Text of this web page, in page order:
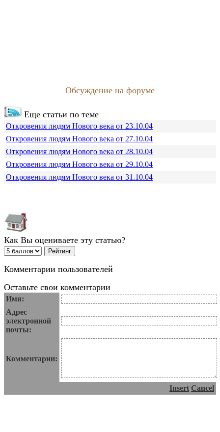
Обсуждение на форуме
Еще статьи по теме
Откровения людям Нового века от 23.10.04
Откровения людям Нового века от 27.10.04
Откровения людям Нового века от 28.10.04
Откровения людям Нового века от 29.10.04
Откровения людям Нового века от 31.10.04
Как Вы оцениваете эту статью?
Комментарии пользователей
Оставьте свои комментарии
Имя:
Адрес
электронной
почты:
Комментарии:
Insert Cancel